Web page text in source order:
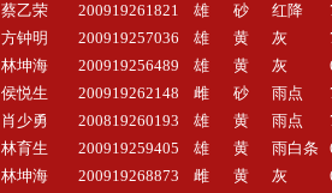
蔡乙荣 200919261821 雄 砂 红降
方钟明 200919257036 雄 黄 灰
林坤海 200919256489 雄 黄 灰
侯悦生 200919262148 雌 砂 雨点
肖少勇 200819260193 雄 黄 雨点
林育生 200919259405 雄 黄 雨白条
林坤海 200919268873 雌 黄 灰